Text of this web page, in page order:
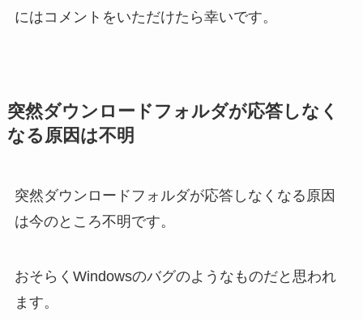
にはコメントをいただけたら幸いです。
突然ダウンロードフォルダが応答しなく
なる原因は不明
突然ダウンロードフォルダが応答しなくなる原因
は今のところ不明です。
おそらくWindowsのバグのようなものだと思われ
ます。